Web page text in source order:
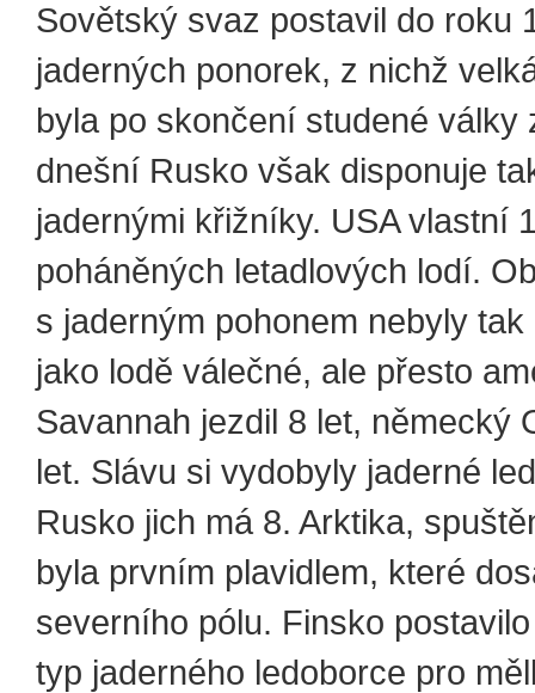
Sovětský svaz postavil do roku
jaderných ponorek, z nichž
byla po skončení studené války
dnešní Rusko však disponuje
jadernými křižníky. USA vlastní
poháněných letadlových lodí.
s jaderným pohonem nebyly
jako lodě válečné, ale přesto
Savannah jezdil 8 let, německý
let. Slávu si vydobyly jaderné
Rusko jich má 8. Arktika,
byla prvním plavidlem, které
severního pólu. Finsko
typ jaderného ledoborce pro